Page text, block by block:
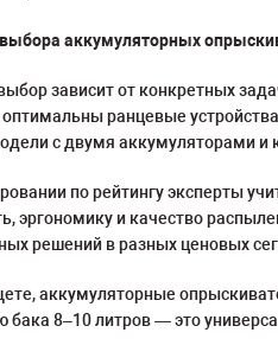
аккумуляторных
зависит от конкретных
оптимальны ранцевые
с двумя аккумуляторами и
по рейтингу эксперты
эргономику и качество
решений в разных ценовых
аккумуляторные
бака 8–10 литров — это